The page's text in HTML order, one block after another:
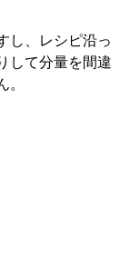
し、レシピ沿っ
して分量を間違